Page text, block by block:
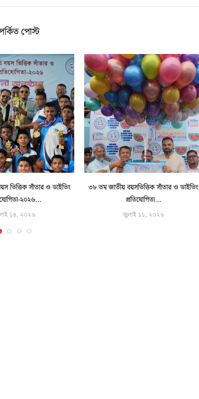
পোস্ট
ভিত্তিক সাঁতার ও ডাইভিং
২০২৬...
১৪, ২০২৬
৩৮ তম জাতীয় বয়সভিত্তিক সাঁতার ও ডাইভিং
প্রতিযোগিতা...
জুলাই ১১, ২০২৬